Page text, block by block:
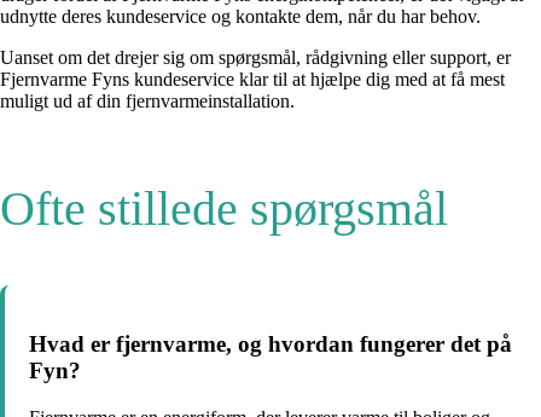
udnytte deres kundeservice og kontakte dem, når du har behov.
Uanset om det drejer sig om spørgsmål, rådgivning eller support, er
Fjernvarme Fyns kundeservice klar til at hjælpe dig med at få mest
muligt ud af din fjernvarmeinstallation.
Ofte stillede spørgsmål
Hvad er fjernvarme, og hvordan fungerer det på
Fyn?